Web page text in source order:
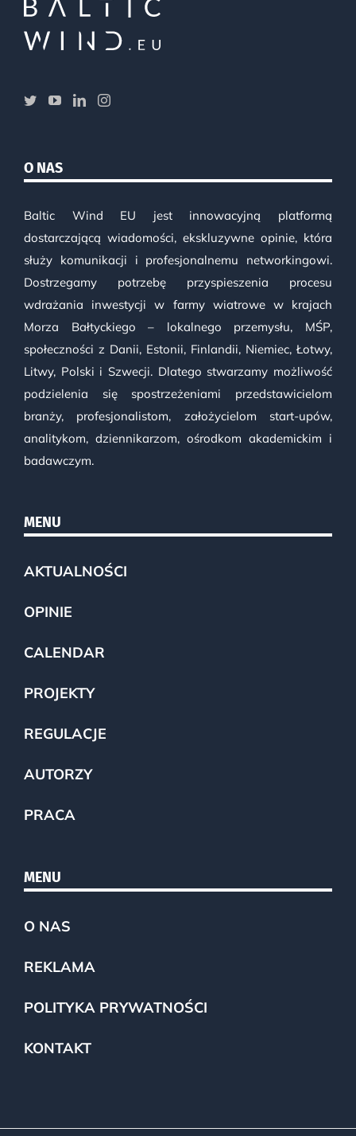
O NAS
Baltic Wind EU jest innowacyjną platformą
dostarczającą wiadomości, ekskluzywne opinie, która
służy komunikacji i profesjonalnemu networkingowi.
Dostrzegamy potrzebę przyspieszenia procesu
wdrażania inwestycji w farmy wiatrowe w krajach
Morza Bałtyckiego – lokalnego przemysłu, MŚP,
społeczności z Danii, Estonii, Finlandii, Niemiec, Łotwy,
Litwy, Polski i Szwecji. Dlatego stwarzamy możliwość
podzielenia się spostrzeżeniami przedstawicielom
branży, profesjonalistom, założycielom start-upów,
analitykom, dziennikarzom, ośrodkom akademickim i
badawczym.
MENU
AKTUALNOŚCI
OPINIE
CALENDAR
PROJEKTY
REGULACJE
AUTORZY
PRACA
MENU
O NAS
REKLAMA
POLITYKA PRYWATNOŚCI
KONTAKT